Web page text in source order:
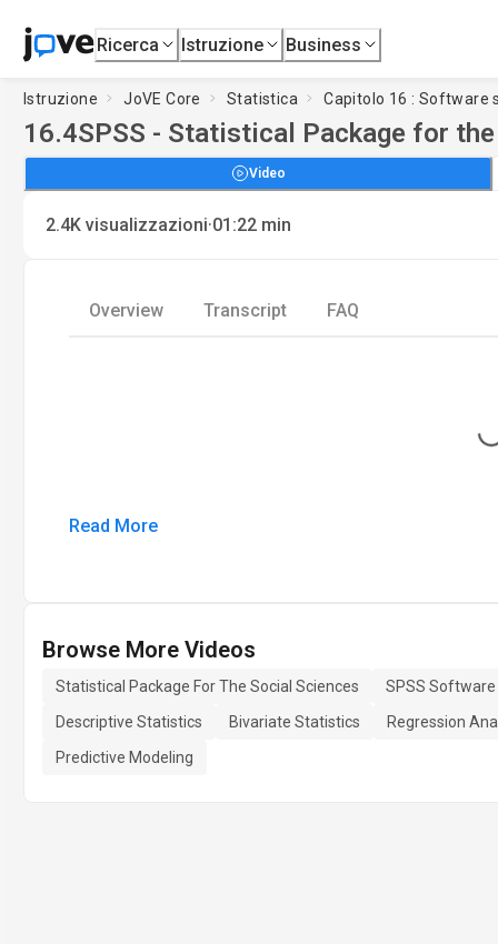
Ricerca Istruzione Business
Istruzione JoVE Core Statistica Capitolo 16 : Software
16.4SPSS - Statistical Package for
Video
2.4K visualizzazioni·01:22 min
Overview Transcript FAQ
Read More
Browse More Videos
Statistical Package For The Social Sciences
SPSS Software
Descriptive Statistics
Bivariate Statistics
Regression
Predictive Modeling